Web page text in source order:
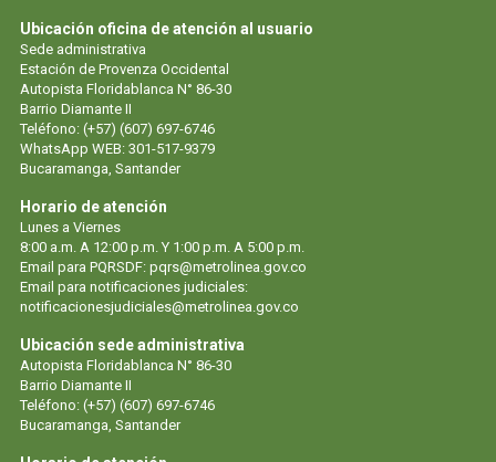
Ubicación oficina de atención al usuario
Sede administrativa
Estación de Provenza Occidental
Autopista Floridablanca N° 86-30
Barrio Diamante II
Teléfono: (+57) (607) 697-6746
WhatsApp WEB: 301-517-9379
Bucaramanga, Santander
Horario de atención
Lunes a Viernes
8:00 a.m. A 12:00 p.m. Y 1:00 p.m. A 5:00 p.m.
Email para PQRSDF: pqrs@metrolinea.gov.co
Email para notificaciones judiciales:
notificacionesjudiciales@metrolinea.gov.co
Ubicación sede administrativa
Autopista Floridablanca N° 86-30
Barrio Diamante II
Teléfono: (+57) (607) 697-6746
Bucaramanga, Santander